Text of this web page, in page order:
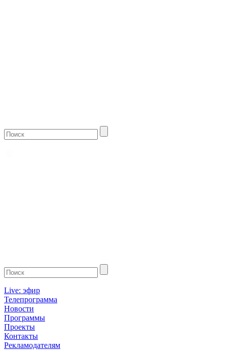
Live: эфир
Телепрограмма
Новости
Программы
Проекты
Контакты
Рекламодателям